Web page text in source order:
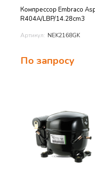
Компрессор Embraco
R404A/LBP/14.28cm3
Артикул: NEK2168GK
По запросу